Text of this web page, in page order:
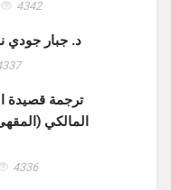
4342
د. جبار جودي
ترجمة قصيدة
المالكي
4336